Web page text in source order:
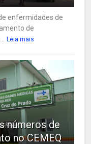
enfermidades de
de
Leia mais
números de
no CEMEQ